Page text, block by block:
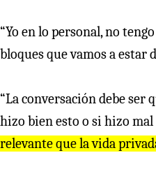
“Yo en lo personal, no
bloques que vamos a estar
“La conversación debe ser
hizo bien esto o si hizo mal
relevante que la vida